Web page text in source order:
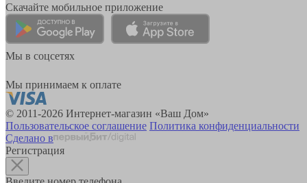
Скачайте мобильное приложение
Мы в соцсетях
Мы принимаем к оплате
© 2011-2026 Интернет-магазин «Ваш Дом»
Пользовательское соглашение Политика конфиденциальности
Сделано в
Регистрация